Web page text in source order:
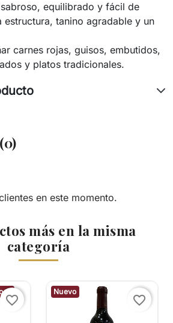
equilibrado y fácil de
estructura, tanino agradable y un
carnes rojas, guisos, embutidos,
y platos tradicionales.
en este momento.
más en la misma
categoría
favorite_border
Nuevo
favorite_border